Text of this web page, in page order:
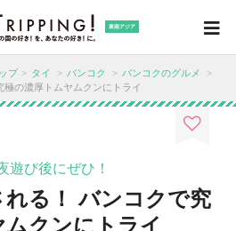
東南アジア
プ タイ バンコク
バンコクのグルメ
の濃厚トムヤムクンにトライ
遊び後にぜひ！
る！ バンコクで究
クンにトライ